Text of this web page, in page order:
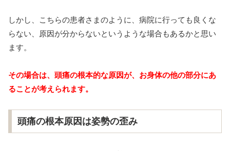
しかし、こちらの患者さまのように、病院に行っても良くな
らない、原因が分からないというような場合もあるかと思い
ます。
その場合は、頭痛の根本的な原因が、お身体の他の部分にあ
ることが考えられます。
頭痛の根本原因は姿勢の歪み